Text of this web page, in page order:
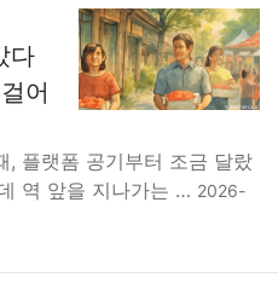
다
어
, 플랫폼 공기부터 조금 달랐
역 앞을 지나가는 … 2026-